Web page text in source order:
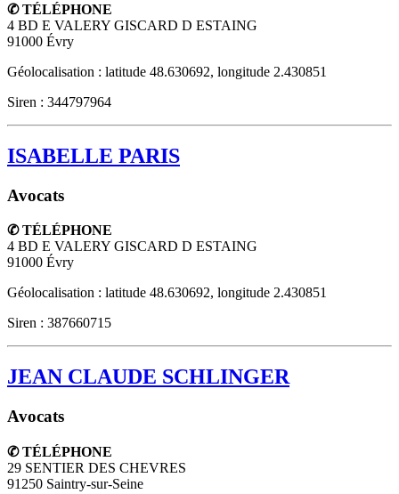
✆ TÉLÉPHONE
4 BD E VALERY GISCARD D ESTAING
91000 Évry
Géolocalisation : latitude 48.630692, longitude 2.430851
Siren : 344797964
ISABELLE PARIS
Avocats
✆ TÉLÉPHONE
4 BD E VALERY GISCARD D ESTAING
91000 Évry
Géolocalisation : latitude 48.630692, longitude 2.430851
Siren : 387660715
JEAN CLAUDE SCHLINGER
Avocats
✆ TÉLÉPHONE
29 SENTIER DES CHEVRES
91250 Saintry-sur-Seine